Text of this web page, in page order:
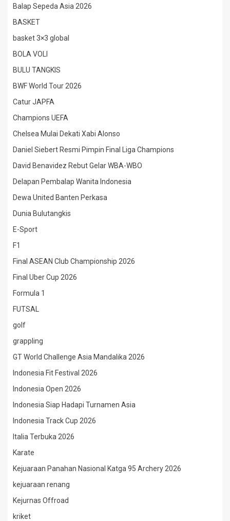
Balap Sepeda Asia 2026
BASKET
basket 3×3 global
BOLA VOLI
BULU TANGKIS
BWF World Tour 2026
Catur JAPFA
Champions UEFA
Chelsea Mulai Dekati Xabi Alonso
Daniel Siebert Resmi Pimpin Final Liga Champions
David Benavidez Rebut Gelar WBA-WBO
Delapan Pembalap Wanita Indonesia
Dewa United Banten Perkasa
Dunia Bulutangkis
E-Sport
F1
Final ASEAN Club Championship 2026
Final Uber Cup 2026
Formula 1
FUTSAL
golf
grappling
GT World Challenge Asia Mandalika 2026
Indonesia Fit Festival 2026
Indonesia Open 2026
Indonesia Siap Hadapi Turnamen Asia
Indonesia Track Cup 2026
Italia Terbuka 2026
Karate
Kejuaraan Panahan Nasional Katga 95 Archery 2026
kejuaraan renang
Kejurnas Offroad
kriket